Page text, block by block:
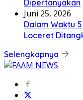
Dipertanyakan
Juni 25, 2026
Dalam Waktu
Loceret
Selengkapnya